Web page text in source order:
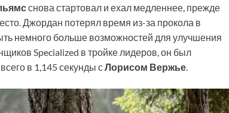
снова стартовал и ехал медленнее, прежде
Джордан потерял время из-за прокола в
немного больше возможностей для улучшения
Specialized в тройке лидеров, он был
в 1,145 секунды с Лорисом Вержье